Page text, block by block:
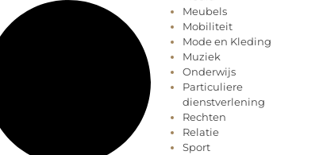
Meubels
Mobiliteit
Mode en Kleding
Muziek
Onderwijs
Particuliere
dienstverlening
Rechten
Relatie
Sport